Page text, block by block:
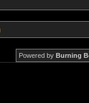
Powered by Burning